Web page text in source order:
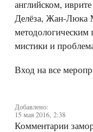
английском,
Делёза, Жан-Люка
методологическим
мистики и
Вход на все
Добавлено:
15 мая 2016, 2:38
Комментарии